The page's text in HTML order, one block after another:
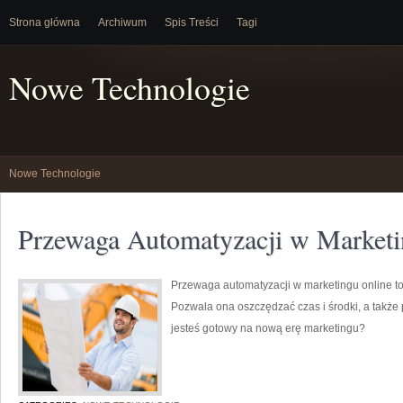
Strona główna Archiwum Spis Treści Tagi
Nowe Technologie
Nowe Technologie
Przewaga Automatyzacji w
Przewaga automatyzacji w marketingu online
Pozwala ona oszczędzać czas i środki, a
jesteś gotowy na nową erę marketingu?